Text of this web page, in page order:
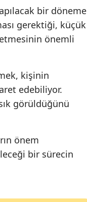
bir döneme
gerektiği, küçük
önemli
kişinin
edebiliyor.
görüldüğünü
önem
bir sürecin